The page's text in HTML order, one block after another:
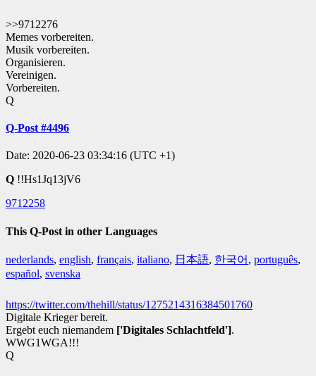
>>9712276
Memes vorbereiten.
Musik vorbereiten.
Organisieren.
Vereinigen.
Vorbereiten.
Q
Q-Post #4496
Date: 2020-06-23 03:34:16 (UTC +1)
Q !!Hs1Jq13jV6
9712258
This Q-Post in other Languages
nederlands, english, français, italiano, 日本語, 한국어 , português,
español, svenska
https://twitter.com/thehill/status/1275214316384501760
Digitale Krieger bereit.
Ergebt euch niemandem ['Digitales Schlachtfeld'].
WWG1WGA!!!
Q